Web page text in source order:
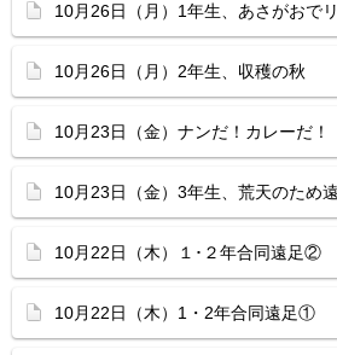
10月26日（月）1年生、あさがおで
10月26日（月）2年生、収穫の秋
10月23日（金）ナンだ！カレーだ！
10月23日（金）3年生、荒天のため
10月22日（木）１･２年合同遠足②
10月22日（木）1・2年合同遠足①